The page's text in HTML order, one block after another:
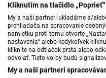
Kliknutím na tlačidlo
My a naši partneri ukladáme a/
prehliadača na spracovanie
námietku proti tomu otvorte
nastavenia“ alebo kedykoľvek
kliknite na odtlačok prsta alebo
odvolať. Tieto voľby budú
My a naši partneri